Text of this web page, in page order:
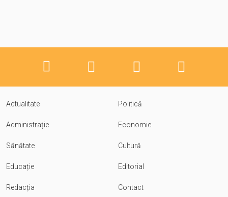
Actualitate Politică
Administrație Economie
Sănătate Cultură
Educație Editorial
Redacția Contact